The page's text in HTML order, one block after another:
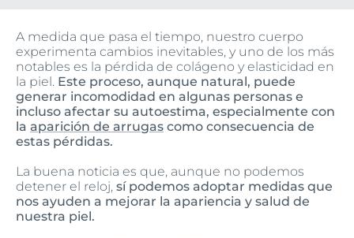
A medida que pasa el tiempo, nuestro cuerpo
experimenta cambios inevitables, y uno de los más
notables es la pérdida de colágeno y elasticidad en
la piel. Este proceso, aunque natural, puede
generar incomodidad en algunas personas e
incluso afectar su autoestima, especialmente con
la aparición de arrugas como consecuencia de
estas pérdidas.
La buena noticia es que, aunque no podemos
detener el reloj, sí podemos adoptar medidas que
nos ayuden a mejorar la apariencia y salud de
nuestra piel.